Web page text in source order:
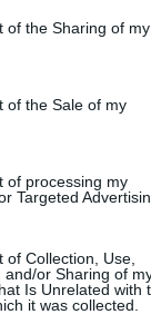
of the Sharing of my
of the Sale of my
of processing my
Targeted
of Collection, Use,
and/or Sharing of
Is Unrelated with
it was collected.